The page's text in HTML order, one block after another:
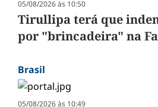
05/08/2026 às 10:50
Tirullipa terá que
por "brincadeira" na
Brasil
05/08/2026 às 10:49